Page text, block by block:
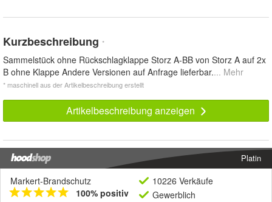
Kurzbeschreibung *
Sammelstück ohne Rückschlagklappe Storz A-BB von Storz A auf 2x
B ohne Klappe Andere Versionen auf Anfrage lieferbar.... Mehr
* maschinell aus der Artikelbeschreibung erstellt
Artikelbeschreibung anzeigen
Platin
Markert-Brandschutz
100% positiv
10226 Verkäufe
Gewerblich